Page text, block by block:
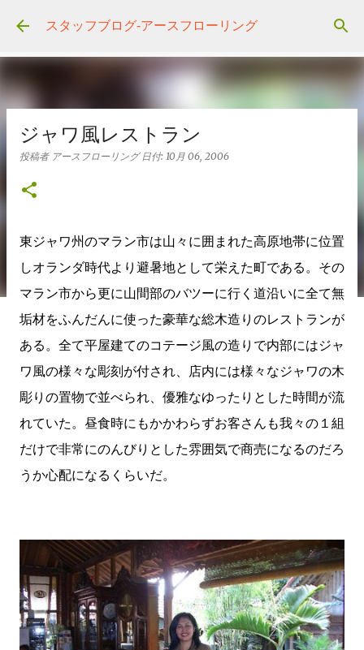
スキップしてメイン コンテンツに移動
スタッフブログ‐アースフローリング
ジャワ風レストラン
投稿者 アースフローリング 日付: 10月 06, 2006
東ジャワ州のマラン市は山々に囲まれた高原地帯に位置
しオランダ時代より避暑地として栄えた町である。その
マラン市から更に山間部のバツーに行く道沿いに全て無
垢材をふんだんに使った豪華な総木造りのレストランが
ある。全て平屋建てのコテージ風の造りで内部にはジャ
ワ風の様々な彫刻が付され、店内には様々なジャワの木
彫りの置物で並べられ、優雅なゆったりとした時間が流
れていた。昼食時にもかかわらずお客さんも我々の１組
だけで非常にのんびりとした雰囲気で商売になるのだろ
うか心配になるくらいだ。